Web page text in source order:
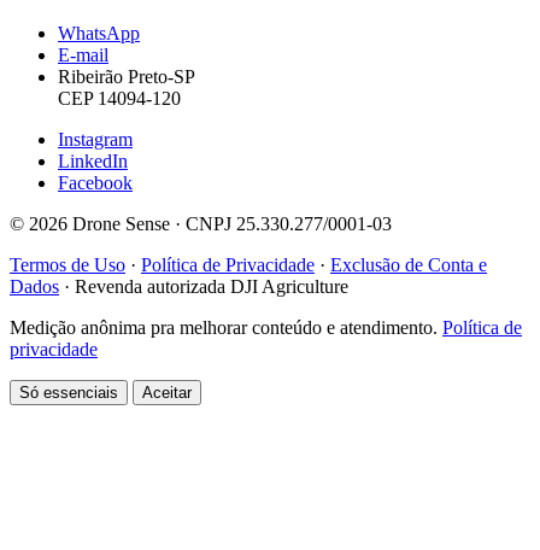
WhatsApp
E-mail
Ribeirão Preto-SP
CEP 14094-120
Instagram
LinkedIn
Facebook
© 2026 Drone Sense · CNPJ 25.330.277/0001-03
Termos de Uso · Política de Privacidade · Exclusão de Conta e
Dados · Revenda autorizada DJI Agriculture
Medição anônima pra melhorar conteúdo e atendimento. Política de
privacidade
Só essenciais Aceitar